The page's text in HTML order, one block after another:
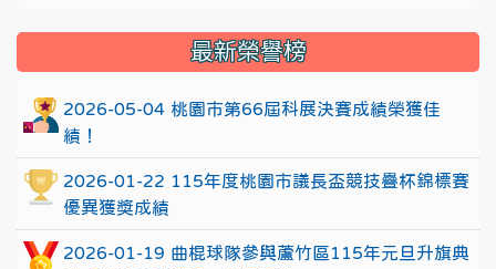
::: 最新榮譽榜
2026-05-04 桃園市第66屆科展決賽成績榮獲佳
績！
2026-01-22 115年度桃園市議長盃競技疊杯錦標賽
優異獲獎成績
2026-01-19 曲棍球隊參與蘆竹區115年元旦升旗典